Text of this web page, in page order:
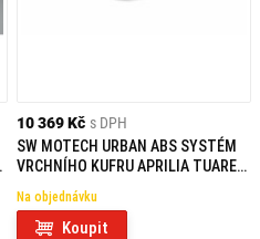
10 369 Kč s DPH
SW MOTECH URBAN ABS SYSTÉM
VRCHNÍHO KUFRU APRILIA TUAREG
Na objednávku
Koupit